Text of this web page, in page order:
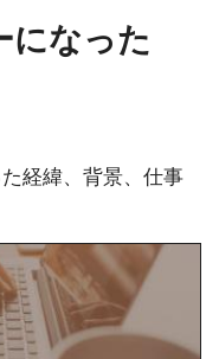
になった
経緯、背景、仕事